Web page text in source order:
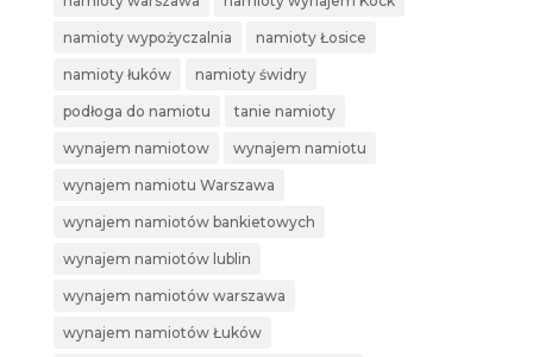
namioty wypożyczalnia namioty Łosice
namioty łuków namioty świdry
podłoga do namiotu tanie namioty
wynajem namiotow wynajem namiotu
wynajem namiotu Warszawa
wynajem namiotów bankietowych
wynajem namiotów lublin
wynajem namiotów warszawa
wynajem namiotów Łuków